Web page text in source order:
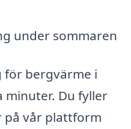
under sommaren
bergvärme i
minuter. Du fyller
på vår plattform